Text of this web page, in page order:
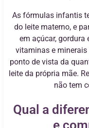
As fórmulas infantis
do leite materno, e
em açúcar, gordura
vitaminas e minerais
ponto de vista da
leite da própria mãe.
não tem
Qual a
e